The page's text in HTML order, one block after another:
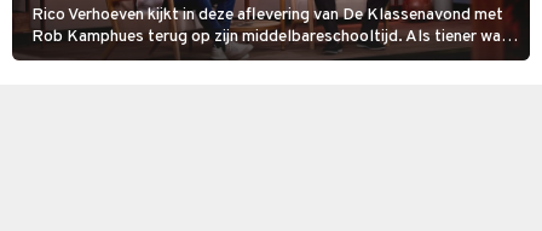
Rico Verhoeven kijkt in deze aflevering van De Klassenavond met
Rob Kamphues terug op zijn middelbareschooltijd. Als tiener was
de nu 36-jarige kickbokser al goed bezig. Terwijl klasgenoten voor